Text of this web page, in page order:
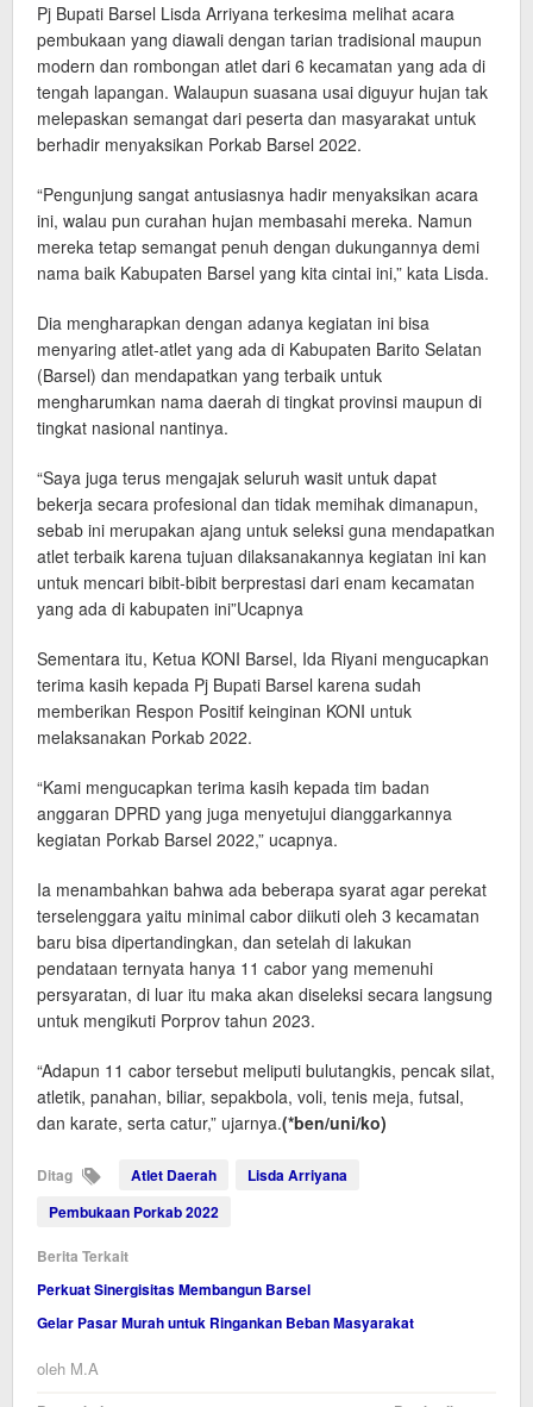
Pj Bupati Barsel Lisda Arriyana terkesima melihat acara
pembukaan yang diawali dengan tarian tradisional maupun
modern dan rombongan atlet dari 6 kecamatan yang ada di
tengah lapangan. Walaupun suasana usai diguyur hujan tak
melepaskan semangat dari peserta dan masyarakat untuk
berhadir menyaksikan Porkab Barsel 2022.
“Pengunjung sangat antusiasnya hadir menyaksikan acara
ini, walau pun curahan hujan membasahi mereka. Namun
mereka tetap semangat penuh dengan dukungannya demi
nama baik Kabupaten Barsel yang kita cintai ini,” kata Lisda.
Dia mengharapkan dengan adanya kegiatan ini bisa
menyaring atlet-atlet yang ada di Kabupaten Barito Selatan
(Barsel) dan mendapatkan yang terbaik untuk
mengharumkan nama daerah di tingkat provinsi maupun di
tingkat nasional nantinya.
“Saya juga terus mengajak seluruh wasit untuk dapat
bekerja secara profesional dan tidak memihak dimanapun,
sebab ini merupakan ajang untuk seleksi guna mendapatkan
atlet terbaik karena tujuan dilaksanakannya kegiatan ini kan
untuk mencari bibit-bibit berprestasi dari enam kecamatan
yang ada di kabupaten ini”Ucapnya
Sementara itu, Ketua KONI Barsel, Ida Riyani mengucapkan
terima kasih kepada Pj Bupati Barsel karena sudah
memberikan Respon Positif keinginan KONI untuk
melaksanakan Porkab 2022.
“Kami mengucapkan terima kasih kepada tim badan
anggaran DPRD yang juga menyetujui dianggarkannya
kegiatan Porkab Barsel 2022,” ucapnya.
Ia menambahkan bahwa ada beberapa syarat agar perekat
terselenggara yaitu minimal cabor diikuti oleh 3 kecamatan
baru bisa dipertandingkan, dan setelah di lakukan
pendataan ternyata hanya 11 cabor yang memenuhi
persyaratan, di luar itu maka akan diseleksi secara langsung
untuk mengikuti Porprov tahun 2023.
“Adapun 11 cabor tersebut meliputi bulutangkis, pencak silat,
atletik, panahan, biliar, sepakbola, voli, tenis meja, futsal,
dan karate, serta catur,” ujarnya.(*ben/uni/ko)
Ditag Atlet Daerah
Lisda Arriyana
Pembukaan Porkab 2022
Berita Terkait
Perkuat Sinergisitas Membangun Barsel
Gelar Pasar Murah untuk Ringankan Beban Masyarakat
oleh M.A